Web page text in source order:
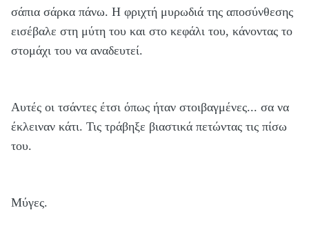
σάπια σάρκα πάνω. Η φριχτή μυρωδιά της αποσύνθεσης
εισέβαλε στη μύτη του και στο κεφάλι του, κάνοντας το
στομάχι του να αναδευτεί.
Αυτές οι τσάντες έτσι όπως ήταν στοιβαγμένες... σα να
έκλειναν κάτι. Τις τράβηξε βιαστικά πετώντας τις πίσω
του.
Μύγες.